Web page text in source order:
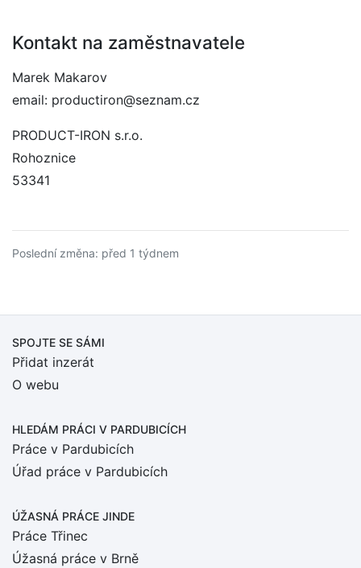
Kontakt na zaměstnavatele
Marek Makarov
email: productiron@seznam.cz
PRODUCT-IRON s.r.o.
Rohoznice
53341
Poslední změna: před 1 týdnem
SPOJTE SE SÁMI
Přidat inzerát
O webu
HLEDÁM PRÁCI V PARDUBICÍCH
Práce v Pardubicích
Úřad práce v Pardubicích
ÚŽASNÁ PRÁCE JINDE
Práce Třinec
Úžasná práce v Brně